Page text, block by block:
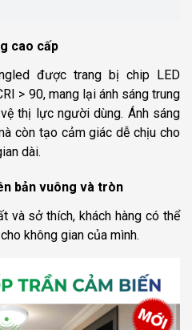
cao cấp
được trang bị chip LED
> 90, mang lại ánh sáng trung
thị lực người dùng. Ánh sáng
còn tạo cảm giác dễ chịu cho
dài.
bản vuông và tròn
và sở thích, khách hàng có thể
không gian của mình.